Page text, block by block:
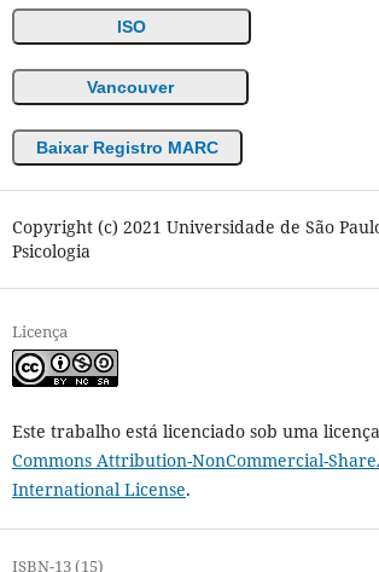
ISO
Vancouver
Baixar Registro MARC
Copyright (c) 2021 Universidade de São
Psicologia
Licença
Este trabalho está licenciado sob uma licença
Commons Attribution-NonCommercial-
International License.
ISBN-13 (15)